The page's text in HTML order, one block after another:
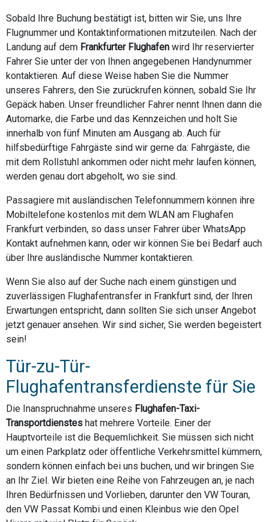
Sobald Ihre Buchung bestätigt ist, bitten wir Sie, uns Ihre
Flugnummer und Kontaktinformationen mitzuteilen. Nach der
Landung auf dem Frankfurter Flughafen wird Ihr reservierter
Fahrer Sie unter der von Ihnen angegebenen Handynummer
kontaktieren. Auf diese Weise haben Sie die Nummer
unseres Fahrers, den Sie zurückrufen können, sobald Sie Ihr
Gepäck haben. Unser freundlicher Fahrer nennt Ihnen dann die
Automarke, die Farbe und das Kennzeichen und holt Sie
innerhalb von fünf Minuten am Ausgang ab. Auch für
hilfsbedürftige Fahrgäste sind wir gerne da: Fahrgäste, die
mit dem Rollstuhl ankommen oder nicht mehr laufen können,
werden genau dort abgeholt, wo sie sind.
Passagiere mit ausländischen Telefonnummern können ihre
Mobiltelefone kostenlos mit dem WLAN am Flughafen
Frankfurt verbinden, so dass unser Fahrer über WhatsApp
Kontakt aufnehmen kann, oder wir können Sie bei Bedarf auch
über Ihre ausländische Nummer kontaktieren.
Wenn Sie also auf der Suche nach einem günstigen und
zuverlässigen Flughafentransfer in Frankfurt sind, der Ihren
Erwartungen entspricht, dann sollten Sie sich unser Angebot
jetzt genauer ansehen. Wir sind sicher, Sie werden begeistert
sein!
Tür-zu-Tür-
Flughafentransferdienste für Sie
Die Inanspruchnahme unseres Flughafen-Taxi-
Transportdienstes hat mehrere Vorteile. Einer der
Hauptvorteile ist die Bequemlichkeit. Sie müssen sich nicht
um einen Parkplatz oder öffentliche Verkehrsmittel kümmern,
sondern können einfach bei uns buchen, und wir bringen Sie
an Ihr Ziel. Wir bieten eine Reihe von Fahrzeugen an, je nach
Ihren Bedürfnissen und Vorlieben, darunter den VW Touran,
den VW Passat Kombi und einen Kleinbus wie den Opel